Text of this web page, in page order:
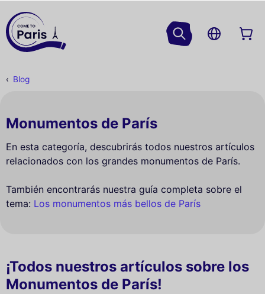
Blog
Monumentos de París
En esta categoría, descubrirás todos nuestros artículos
relacionados con los grandes monumentos de París.
También encontrarás nuestra guía completa sobre el
tema: Los monumentos más bellos de París
¡Todos nuestros artículos sobre los
Monumentos de París!